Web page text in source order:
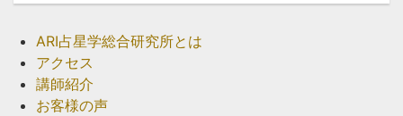
ARI占星学総合研究所とは
アクセス
講師紹介
お客様の声